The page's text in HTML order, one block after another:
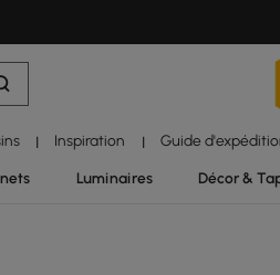
| Inspiration | Guide
Luminaires Décor &